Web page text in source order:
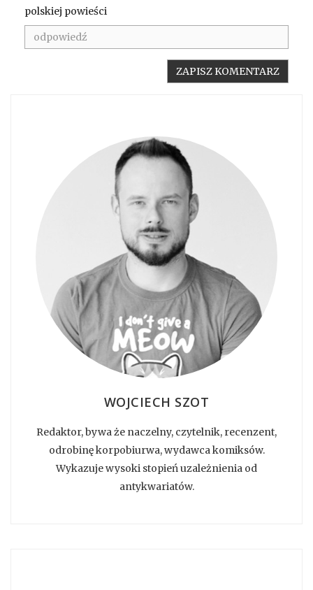
polskiej powieści
WOJCIECH SZOT
Redaktor, bywa że naczelny, czytelnik, recenzent,
odrobinę korpobiurwa, wydawca komiksów.
Wykazuje wysoki stopień uzależnienia od
antykwariatów.